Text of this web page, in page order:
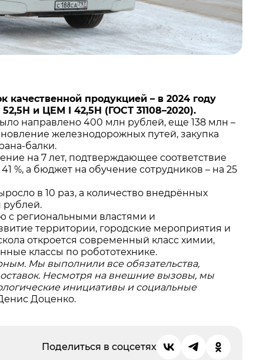
продукцией – в 2024 году
и ЦЕМ I 42,5Н (ГОСТ 31108–2020).
направлено 400 млн рублей, еще 138 млн –
железнодорожных путей, закупка
балки.
на 7 лет, подтверждающее соответствие
%, а бюджет на обучение сотрудников – на 25
в 10 раз, а количество внедрённых
рублей.
с региональными властями и
территории, городские мероприятия и
откроется современный класс химии,
классы по робототехнике.
Мы выполнили все обязательства,
Несмотря на внешние вызовы, мы
инициативы и социальные
Доценко.
Поделиться в соцсетях